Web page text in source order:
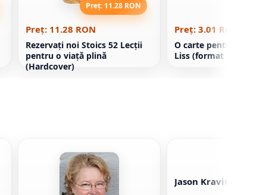
Preț: 11.28 RON
Preț: 11.28 RON
Rezervați noi Stoics 52 Lecții
pentru o viață plină
(Hardcover)
Preț: 3.01 RON
O carte pentru copii.
Liss (format A4)
Jason Kravitz